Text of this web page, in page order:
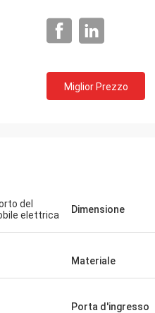
Miglior Prezzo
del
elettrica
Dimensione
Materiale
Porta d'ingresso